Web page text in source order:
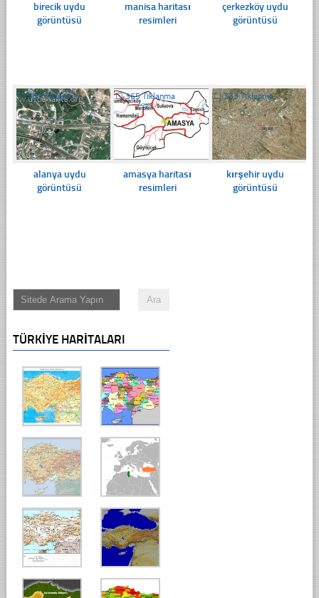
birecik uydu
görüntüsü
manisa haritası
resimleri
çerkezköy uydu
görüntüsü
☐381 Tıklanma
alanya uydu
görüntüsü
☐365 Tıklanma
amasya haritası
resimleri
☐333 Tıklanma
kırşehir uydu
görüntüsü
TÜRKIYE HARITALARI